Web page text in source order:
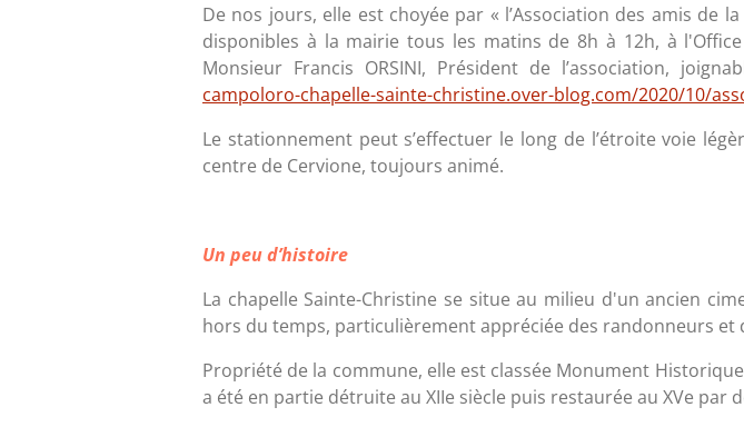
De nos jours, elle est choyée par « l’Association des amis de
disponibles à la mairie tous les matins de 8h à 12h, à
Monsieur Francis ORSINI, Président de l’association,
campoloro-chapelle-sainte-christine.over-blog.com/2020/10/
Le stationnement peut s’effectuer le long de l’étroite voie
centre de Cervione, toujours animé.
Un peu d’histoire
La chapelle Sainte-Christine se situe au milieu d'un ancien
hors du temps, particulièrement appréciée des randonneurs et
Propriété de la commune, elle est classée Monument
a été en partie détruite au XIIe siècle puis restaurée au XVe par